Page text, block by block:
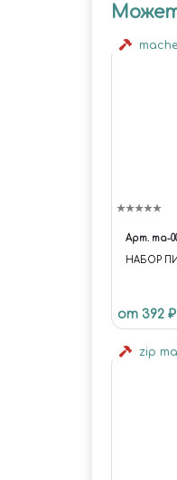
Арт. ma-
НАБОР
от 392 ₽
zip